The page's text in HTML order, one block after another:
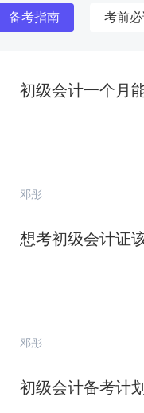
备考指南 考前
初级会计一个月
邓彤
想考初级会计证
邓彤
初级会计备考计划